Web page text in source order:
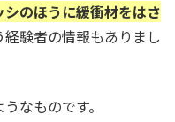
のほうに緩衝材をはさ
経験者の情報もありまし
なものです。